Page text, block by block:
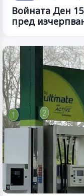
Войната Ден
пред